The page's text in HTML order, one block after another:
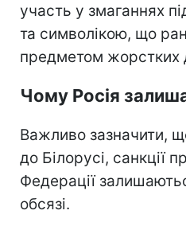
участь у змаганнях
та символікою, що
предметом жорстких
Чому Росія
Важливо зазначити,
до Білорусі, санкції
Федерації
обсязі.